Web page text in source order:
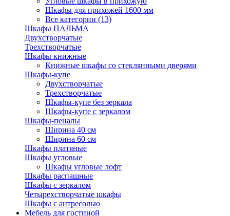
Шкафы для прихожей 1600 мм
Все категории (13)
Шкафы ПАЛЬМА
Двухстворчатые
Трехстворчатые
Шкафы книжные
Книжные шкафы со стеклянными дверями
Шкафы-купе
Двухстворчатые
Трехстворчатые
Шкафы-купе без зеркала
Шкафы-купе с зеркалом
Шкафы-пеналы
Ширина 40 см
Ширина 60 см
Шкафы платяные
Шкафы угловые
Шкафы угловые лофт
Шкафы распашные
Шкафы с зеркалом
Четырехстворчатые шкафы
Шкафы с антресолью
Мебель для гостиной